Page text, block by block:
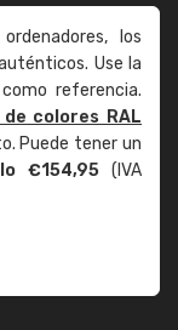
los
Use la
referencia.
colores RAL
Puede tener un
€154,95 (IVA